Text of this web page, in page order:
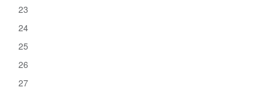
23
24
25
26
27